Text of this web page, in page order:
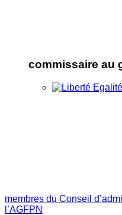
commissaire au
membres du Conseil
l’AGFPN